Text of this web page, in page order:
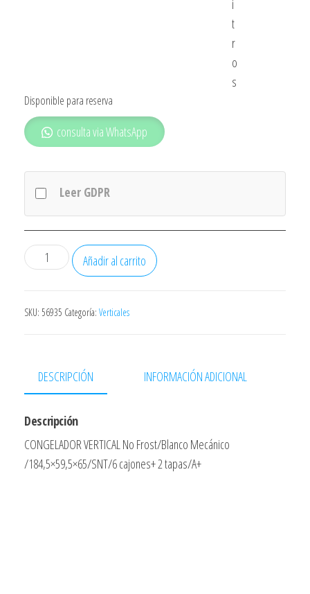
i
t
r
o
s
Disponible para reserva
consulta via WhatsApp
Leer GDPR
Congelador
Beko
Blanco
185x60x65
312l
Clase
Energetica
A+
Añadir al carrito
SKU: 56935 Categoría: Verticales
DESCRIPCIÓN INFORMACIÓN ADICIONAL
Descripción
CONGELADOR VERTICAL No Frost/Blanco Mecánico
/184,5×59,5×65/SNT/6 cajones+ 2 tapas/A+